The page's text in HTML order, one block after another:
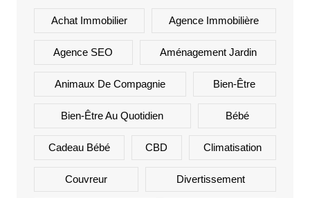
Achat Immobilier Agence Immobilière
Agence SEO Aménagement Jardin
Animaux De Compagnie Bien-Être
Bien-Être Au Quotidien Bébé
Cadeau Bébé CBD Climatisation
Couvreur Divertissement